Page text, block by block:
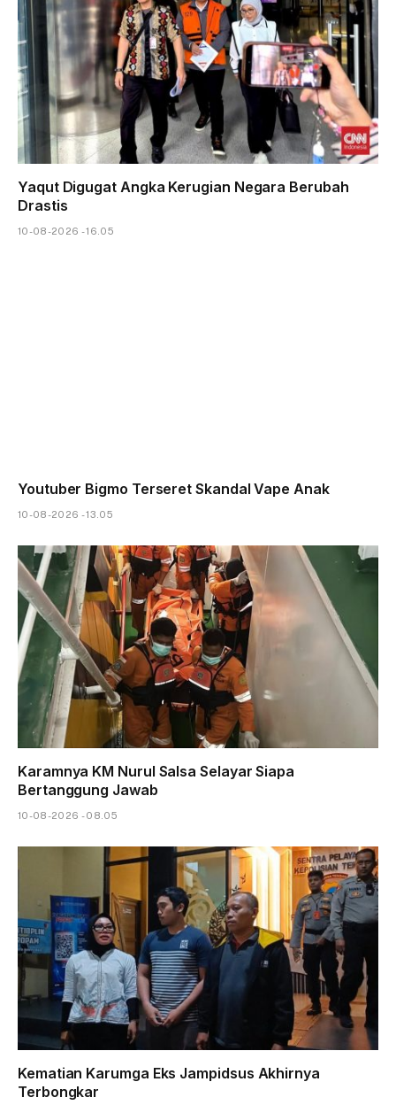
Yaqut Digugat Angka Kerugian Negara Berubah
Drastis
10-08-2026 - 16.05
Youtuber Bigmo Terseret Skandal Vape Anak
10-08-2026 - 13.05
Karamnya KM Nurul Salsa Selayar Siapa
Bertanggung Jawab
10-08-2026 - 08.05
Kematian Karumga Eks Jampidsus Akhirnya
Terbongkar